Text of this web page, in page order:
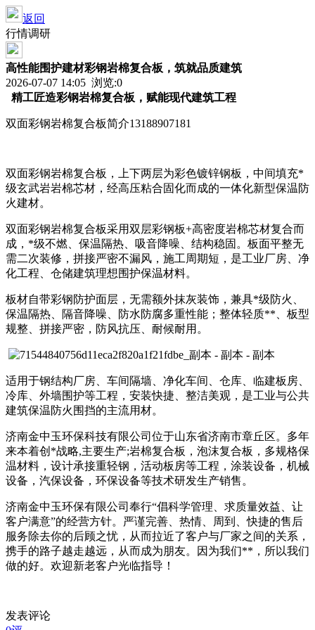
返回
行情调研
高性能围护建材彩钢岩棉复合板，筑就品质建筑
2026-07-07 14:05 浏览:0
精工匠造彩钢岩棉复合板，赋能现代建筑工程
双面彩钢岩棉复合板简介13188907181
双面彩钢岩棉复合板，上下两层为彩色镀锌钢板，中间填充*
级玄武岩岩棉芯材，经高压粘合固化而成的一体化新型保温防
火建材。
双面彩钢岩棉复合板采用双层彩钢板+高密度岩棉芯材复合而
成，*级不燃、保温隔热、吸音降噪、结构稳固。板面平整无
需二次装修，拼接严密不漏风，施工周期短，是工业厂房、净
化工程、仓储建筑理想围护保温材料。
板材自带彩钢防护面层，无需额外抹灰装饰，兼具*级防火、
保温隔热、隔音降噪、防水防腐多重性能；整体轻质**、板型
规整、拼接严密，防风抗压、耐候耐用。
适用于钢结构厂房、车间隔墙、净化车间、仓库、临建板房、
冷库、外墙围护等工程，安装快捷、整洁美观，是工业与公共
建筑保温防火围挡的主流用材。
济南金中玉环保科技有限公司位于山东省济南市章丘区。多年
来本着创*战略,主要生产;岩棉复合板，泡沫复合板，多规格保
温材料，设计承接重轻钢，活动板房等工程，涂装设备，机械
设备，汽保设备，环保设备等技术研发生产销售。
济南金中玉环保有限公司奉行“倡科学管理、求质量效益、让
客户满意”的经营方针。严谨完善、热情、周到、快捷的售后
服务除去你的后顾之忧，从而拉近了客户与厂家之间的关系，
携手的路子越走越远，从而成为朋友。因为我们**，所以我们
做的好。欢迎新老客户光临指导！
发表评论